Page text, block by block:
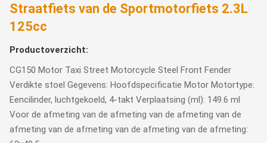
Straatfiets van de Sportmotorfiets 2.3L
125cc
Productoverzicht:
CG150 Motor Taxi Street Motorcycle Steel Front Fender
Verdikte stoel Gegevens: Hoofdspecificatie Motor Motortype:
Eencilinder, luchtgekoeld, 4-takt Verplaatsing (ml): 149.6 ml
Voor de afmeting van de afmeting van de afmeting van de
afmeting van de afmeting van de afmeting van de afmeting: